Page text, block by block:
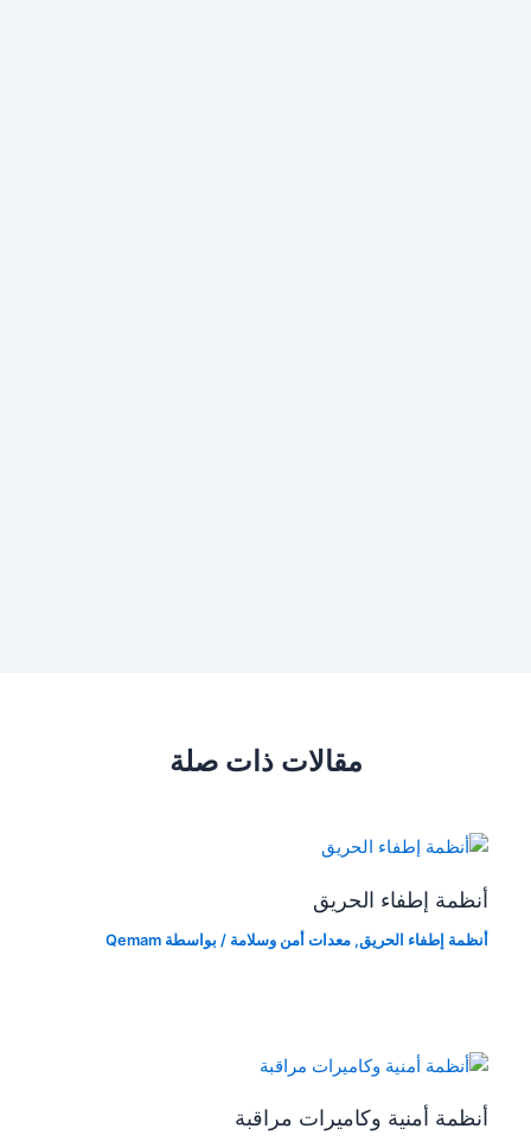
مقالات ذات صلة
أنظمة إطفاء الحريق
أنظمة إطفاء الحريق,معدات أمن وسلامة / بواسطة Qemam
أنظمة أمنية وكاميرات مراقبة